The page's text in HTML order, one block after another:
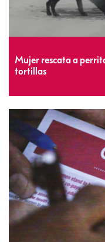
Mujer rescata a
tortillas